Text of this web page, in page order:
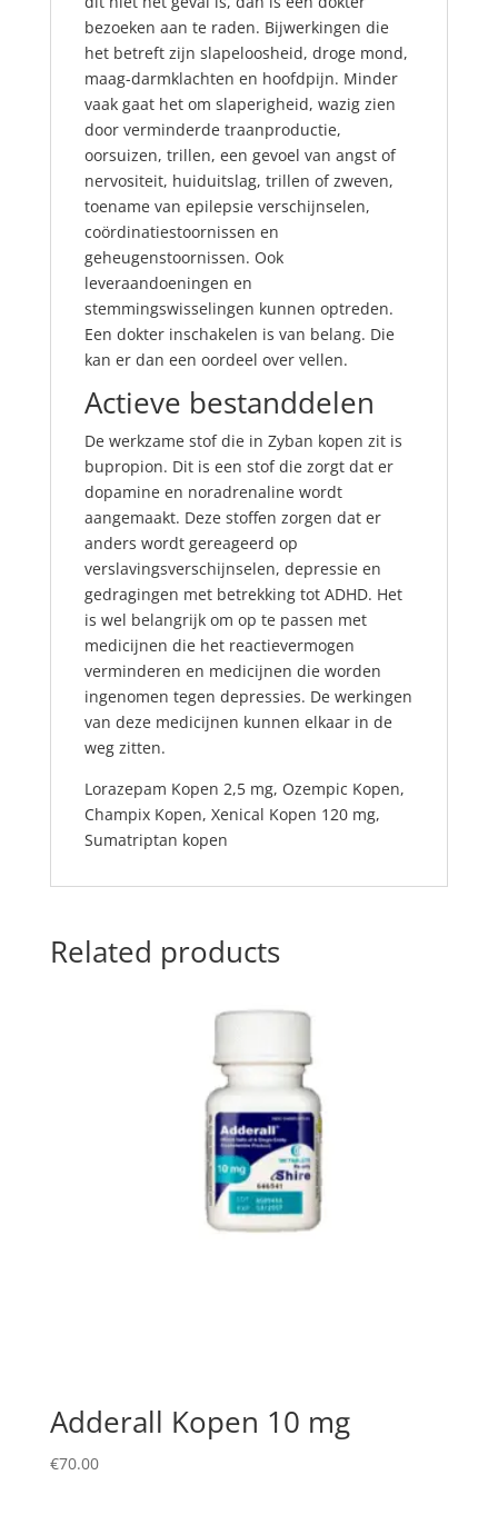
bezoeken aan te raden. Bijwerkingen die
het betreft zijn slapeloosheid, droge mond,
maag-darmklachten en hoofdpijn. Minder
vaak gaat het om slaperigheid, wazig zien
door verminderde traanproductie,
oorsuizen, trillen, een gevoel van angst of
nervositeit, huiduitslag, trillen of zweven,
toename van epilepsie verschijnselen,
coördinatiestoornissen en
geheugenstoornissen. Ook
leveraandoeningen en
stemmingswisselingen kunnen optreden.
Een dokter inschakelen is van belang. Die
kan er dan een oordeel over vellen.
Actieve bestanddelen
De werkzame stof die in Zyban kopen zit is
bupropion. Dit is een stof die zorgt dat er
dopamine en noradrenaline wordt
aangemaakt. Deze stoffen zorgen dat er
anders wordt gereageerd op
verslavingsverschijnselen, depressieen
gedragingen met betrekking tot ADHD. Het
is wel belangrijk om op te passen met
medicijnen die het reactievermogen
verminderen en medicijnen die worden
ingenomen tegen depressies. De werkingen
van deze medicijnen kunnen elkaar in de
weg zitten.
Lorazepam Kopen 2,5 mg, Ozempic Kopen,
Champix Kopen, Xenical Kopen 120 mg,
Sumatriptan kopen
Related products
Adderall Kopen 10 mg
€70.00